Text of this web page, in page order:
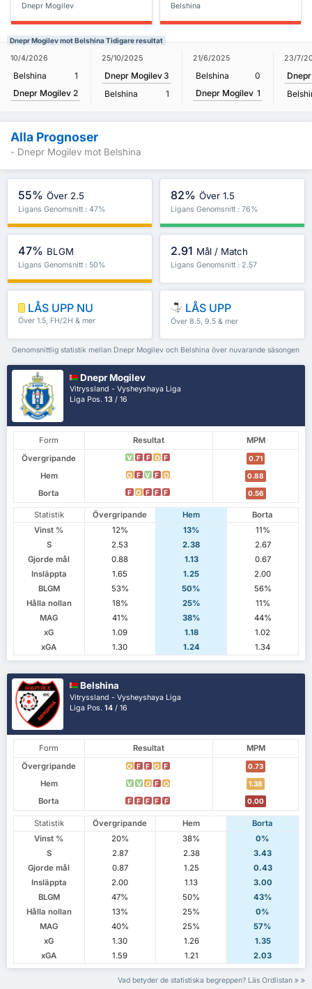
Dnepr Mogilev Belshina
Dnepr Mogilev mot Belshina Tidigare resultat
10/4/2026
Belshina
1
Dnepr Mogilev 2
25/10/2025
Dnepr Mogilev3
Belshina
1
21/6/2025
Belshina
0
Dnepr Mogilev 1
23/7/
Alla Prognoser
- Dnepr Mogilev mot Belshina
55% Över 2.5
Ligans Genomsnitt : 47%
82% Över 1.5
Ligans Genomsnitt : 76%
47% BLGM
Ligans Genomsnitt : 50%
2.91 Mål / Match
Ligans Genomsnitt : 2.57
LÅS UPP NU
Över 1.5, FH/2H & mer
LÅS UPP
Över 8.5, 9.5 & mer
Genomsnittlig statistik mellan Dnepr Mogilev och Belshina över nuvarande säsongen
Dnepr Mogilev
Vitryssland - Vysheyshaya Liga
Liga Pos.13 / 16
Form Resultat
MPM
Övergripande
V F F O F 0.71
Hem O F V F O 0.88
Borta F O F F F 0.56
Statistik Övergripande Hem
Borta
Vinst %
12% 13%
11%
S
2.53 2.38
2.67
Gjorde mål
0.88 1.13
0.67
Insläppta
1.65 1.25
2.00
BLGM
53% 50%
56%
Hålla nollan
18% 25%
11%
MAG
41% 38%
44%
xG
1.09 1.18
1.02
xGA
1.30 1.24 1.34
Belshina
Vitryssland - Vysheyshaya Liga
Liga Pos.14 / 16
Form Resultat
MPM
Övergripande
O F F O F 0.73
Hem V V O F O 1.38
Borta F F F F F 0.00
Statistik Övergripande Hem
Borta
Vinst %
20% 38%
0%
S
2.87 2.38
3.43
Gjorde mål
0.87 1.25
0.43
Insläppta
2.00 1.13
3.00
BLGM
47% 50%
43%
Hålla nollan
13% 25%
0%
MAG
40% 25%
57%
xG
1.30 1.26
1.35
xGA
1.59 1.21 2.03
Vad betyder de statistiska begreppen? Läs Ordlistan